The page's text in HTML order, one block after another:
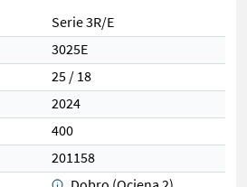
Serie 3R/E
3025E
25 / 18
2024
400
201158